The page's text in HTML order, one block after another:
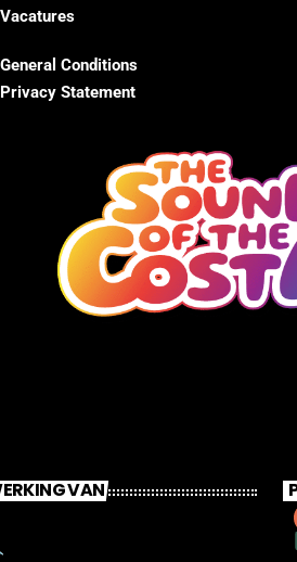
Vacatures
General Conditions
Privacy Statement
VAN